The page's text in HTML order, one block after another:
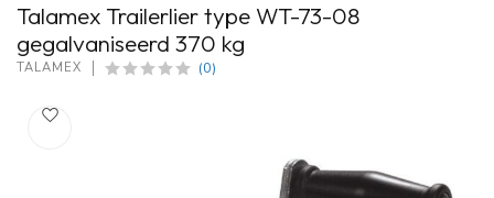
Talamex Trailerlier type WT-73-08
gegalvaniseerd 370 kg
TALAMEX (0)